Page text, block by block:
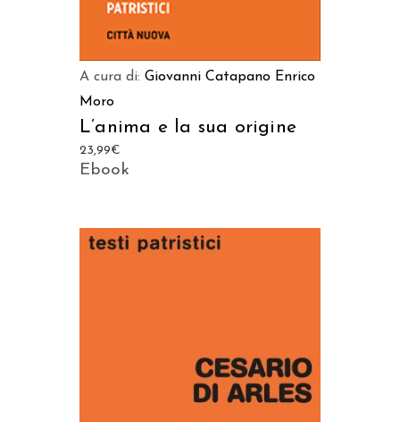
A cura di: Giovanni Catapano Enrico
Moro
L’anima e la sua origine
23,99€
Ebook